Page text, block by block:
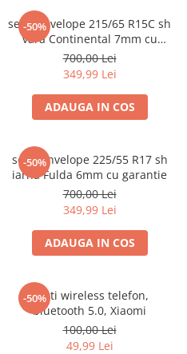
-50%
set 2 anvelope 215/65 R15C sh
vara Continental 7mm cu
garantie
700,00 Lei
349,99 Lei
ADAUGA IN COS
-50%
set 2 anvelope 225/55 R17 sh
iarna Fulda 6mm cu garantie
700,00 Lei
349,99 Lei
ADAUGA IN COS
-50%
Casti wireless telefon,
bluetooth 5.0, Xiaomi
100,00 Lei
49,99 Lei